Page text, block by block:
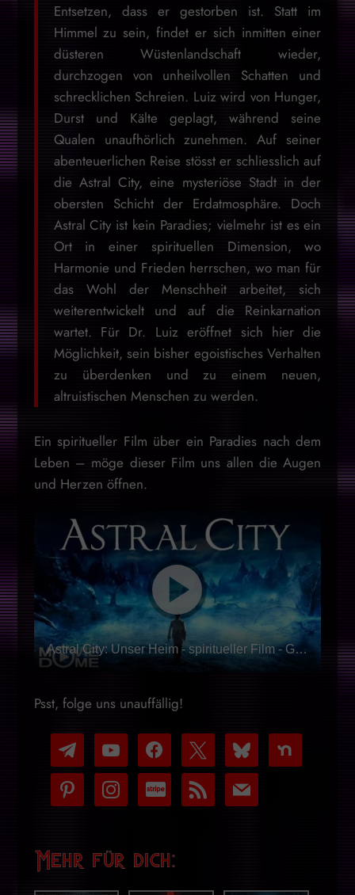
Entsetzen, dass er gestorben ist. Statt im
Himmel zu sein, findet er sich inmitten einer
düsteren Wüstenlandschaft wieder,
durchzogen von unheilvollen Schatten und
schrecklichen Schreien. Luiz wird von Hunger,
Durst und Kälte geplagt, während seine
Qualen unaufhörlich zunehmen. Auf seiner
abenteuerlichen Reise stösst er schliesslich auf
die Astral City, eine mysteriöse Stadt in der
obersten Schicht der Erdatmosphäre. Doch
Astral City ist kein Paradies; vielmehr ist es ein
Ort in einer spirituellen Dimension, wo
Harmonie und Frieden herrschen, wo man für
das Wohl der Menschheit arbeitet, sich
weiterentwickelt und auf die Reinkarnation
wartet. Für Dr. Luiz eröffnet sich hier die
Möglichkeit, sein bisher egoistisches Verhalten
zu überdenken und zu einem neuen,
altruistischen Menschen zu werden.
Ein spiritueller Film über ein Paradies nach dem
Leben – möge dieser Film uns allen die Augen
und Herzen öffnen.
Astral City: Unser Heim - spiritueller Film - Ganzer Film kostenlos in HD bei Moviedome
Psst, folge uns unauffällig!
telegram
youtube-
play
facebook bluesky nextdoor
pinterest instagramcc-
stripe
rss mail
Mehr für dich: